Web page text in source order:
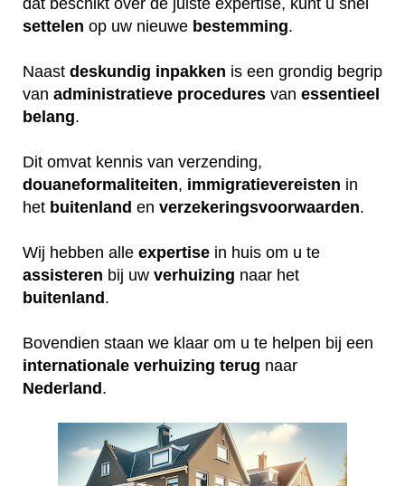
settelen op uw nieuwe bestemming.
Naast deskundig inpakken is een grondig begrip
van administratieve procedures van essentieel
belang.
Dit omvat kennis van verzending,
douaneformaliteiten, immigratievereisten in
het buitenland en verzekeringsvoorwaarden.
Wij hebben alle expertise in huis om u te
assisteren bij uw verhuizing naar het
buitenland.
Bovendien staan we klaar om u te helpen bij een
internationale verhuizing terug naar
Nederland.